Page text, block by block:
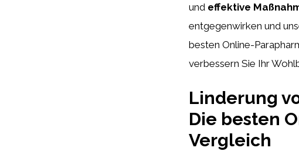
und effektive
entgegenwirken und
besten Online-
verbessern Sie Ihr
Linderung
Die besten
Vergleich